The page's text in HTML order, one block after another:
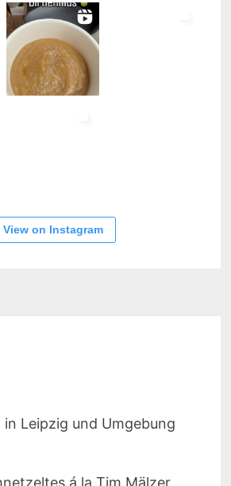
View on Instagram
in Leipzig und Umgebung
á la Tim Mälzer